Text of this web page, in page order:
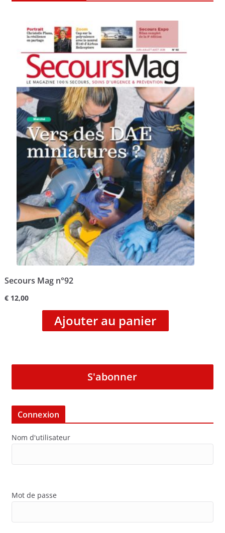
Secours Mag n°92
€12,00
Ajouter au panier
S'abonner
Connexion
Nom d'utilisateur
Mot de passe